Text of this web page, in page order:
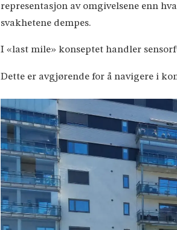
representasjon av omgivelsene enn
svakhetene dempes.
I «last mile» konseptet handler
Dette er avgjørende for å navigere i